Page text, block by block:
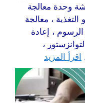
وحدة معالجة
، معالجة
، إعادة
،
اقرأ المزيد